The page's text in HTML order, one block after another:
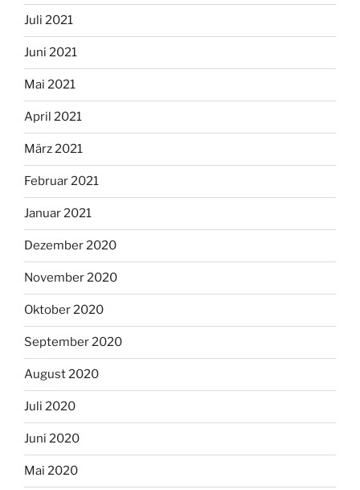
Juli 2021
Juni 2021
Mai 2021
April 2021
März 2021
Februar 2021
Januar 2021
Dezember 2020
November 2020
Oktober 2020
September 2020
August 2020
Juli 2020
Juni 2020
Mai 2020